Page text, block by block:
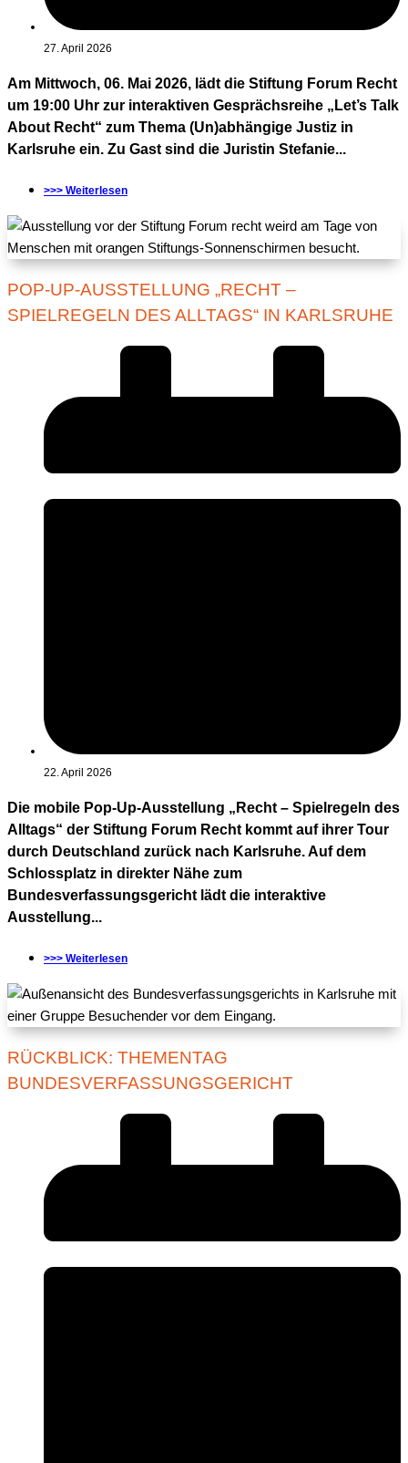
27. April 2026
Am Mittwoch, 06. Mai 2026, lädt die Stiftung Forum Recht
um 19:00 Uhr zur interaktiven Gesprächsreihe „Let’s Talk
About Recht“ zum Thema (Un)abhängige Justiz in
Karlsruhe ein. Zu Gast sind die Juristin Stefanie...
>>> Weiterlesen
POP-UP-AUSSTELLUNG „RECHT –
SPIELREGELN DES ALLTAGS“ IN KARLSRUHE
22. April 2026
Die mobile Pop-Up-Ausstellung „Recht – Spielregeln des
Alltags“ der Stiftung Forum Recht kommt auf ihrer Tour
durch Deutschland zurück nach Karlsruhe. Auf dem
Schlossplatz in direkter Nähe zum
Bundesverfassungsgericht lädt die interaktive
Ausstellung...
>>> Weiterlesen
RÜCKBLICK: THEMENTAG
BUNDESVERFASSUNGSGERICHT